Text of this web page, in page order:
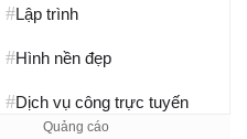
#Lập trình
#Hình nền đẹp
#Dịch vụ công trực tuyến